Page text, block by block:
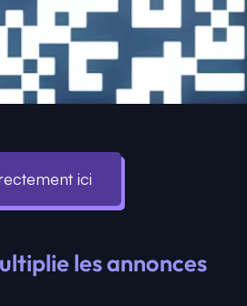
ici
les annonces